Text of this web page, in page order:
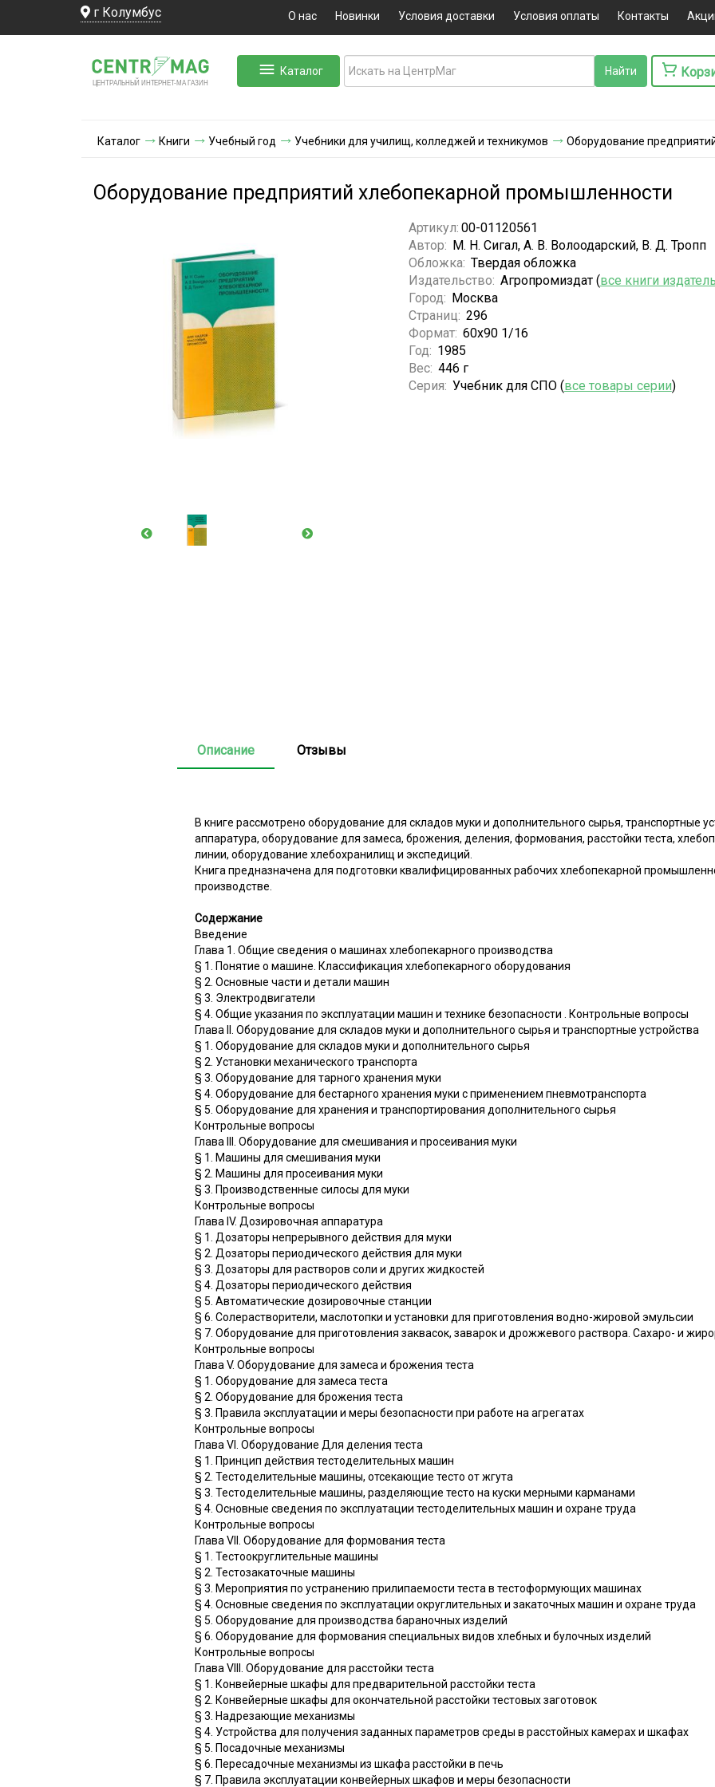
г Колумбус О нас Новинки Условия доставки Условия оплаты Контакты
ЦЕНТРАЛЬНЫЙ ИНТЕРНЕТ-МА ГАЗИН
Каталог
Каталог Книги Учебный год Учебники для училищ, колледжей и техникумов Оборудование
Оборудование предприятий хлебопекарной промышленности
Артикул: 00-01120561
Автор: М. Н. Сигал, А. В. Волоодарский, В. Д. Тропп
Обложка: Твердая обложка
Издательство: Агропромиздат (все книги
Город: Москва
Страниц: 296
Формат: 60х90 1/16
Год: 1985
Вес: 446 г
Серия: Учебник для СПО (все товары серии)
Описание Отзывы
В книге рассмотрено оборудование для складов муки и дополнительного сырья, транспортные
аппаратура, оборудование для замеса, брожения, деления, формования, расстойки теста,
линии, оборудование хлебохранилищ и экспедиций.
Книга предназначена для подготовки квалифицированных рабочих хлебопекарной
производстве.
Содержание
Введение
Глава 1. Общие сведения о машинах хлебопекарного производства
§ 1. Понятие о машине. Классификация хлебопекарного оборудования
§ 2. Основные части и детали машин
§ 3. Электродвигатели
§ 4. Общие указания по эксплуатации машин и технике безопасности . Контрольные вопросы
Глава II. Оборудование для складов муки и дополнительного сырья и транспортные устройства
§ 1. Оборудование для складов муки и дополнительного сырья
§ 2. Установки механического транспорта
§ 3. Оборудование для тарного хранения муки
§ 4. Оборудование для бестарного хранения муки с применением пневмотранспорта
§ 5. Оборудование для хранения и транспортирования дополнительного сырья
Контрольные вопросы
Глава III. Оборудование для смешивания и просеивания муки
§ 1. Машины для смешивания муки
§ 2. Машины для просеивания муки
§ 3. Производственные силосы для муки
Контрольные вопросы
Глава IV. Дозировочная аппаратура
§ 1. Дозаторы непрерывного действия для муки
§ 2. Дозаторы периодического действия для муки
§ 3. Дозаторы для растворов соли и других жидкостей
§ 4. Дозаторы периодического действия
§ 5. Автоматические дозировочные станции
§ 6. Солерастворители, маслотопки и установки для приготовления водно-жировой эмульсии
§ 7. Оборудование для приготовления заквасок, заварок и дрожжевого раствора. Сахаро- и
Контрольные вопросы
Глава V. Оборудование для замеса и брожения теста
§ 1. Оборудование для замеса теста
§ 2. Оборудование для брожения теста
§ 3. Правила эксплуатации и меры безопасности при работе на агрегатах
Контрольные вопросы
Глава VI. Оборудование Для деления теста
§ 1. Принцип действия тестоделительных машин
§ 2. Тестоделительные машины, отсекающие тесто от жгута
§ 3. Тестоделительные машины, разделяющие тесто на куски мерными карманами
§ 4. Основные сведения по эксплуатации тестоделительных машин и охране труда
Контрольные вопросы
Глава VII. Оборудование для формования теста
§ 1. Тестоокруглительные машины
§ 2. Тестозакаточные машины
§ 3. Мероприятия по устранению прилипаемости теста в тестоформующих машинах
§ 4. Основные сведения по эксплуатации округлительных и закаточных машин и охране труда
§ 5. Оборудование для производства бараночных изделий
§ 6. Оборудование для формования специальных видов хлебных и булочных изделий
Контрольные вопросы
Глава VIII. Оборудование для расстойки теста
§ 1. Конвейерные шкафы для предварительной расстойки теста
§ 2. Конвейерные шкафы для окончательной расстойки тестовых заготовок
§ 3. Надрезающие механизмы
§ 4. Устройства для получения заданных параметров среды в расстойных камерах и шкафах
§ 5. Посадочные механизмы
§ 6. Пересадочные механизмы из шкафа расстойки в печь
§ 7. Правила эксплуатации конвейерных шкафов и меры безопасности